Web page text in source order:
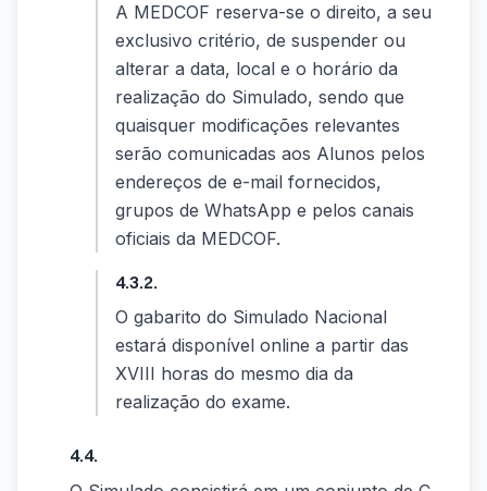
A MEDCOF reserva-se o direito, a seu
exclusivo critério, de suspender ou
alterar a data, local e o horário da
realização do Simulado, sendo que
quaisquer modificações relevantes
serão comunicadas aos Alunos pelos
endereços de e-mail fornecidos,
grupos de WhatsApp e pelos canais
oficiais da MEDCOF.
4.3.2.
O gabarito do Simulado Nacional
estará disponível online a partir das
XVIII horas do mesmo dia da
realização do exame.
4.4.